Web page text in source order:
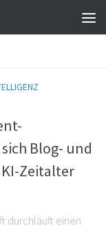
Blog- und
Zeitalter
durchläuft einen